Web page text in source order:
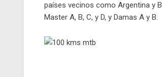
países vecinos como Argentina y
Master A, B, C, y D, y Damas A y B.